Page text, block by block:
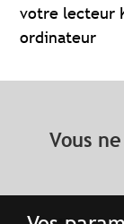
votre lecteur
ordinateur
Vous